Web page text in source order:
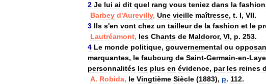
2 Je lui ai dit quel rang vous teniez dans la fashion
Barbey d'Aurevilly, Une vieille maîtresse, t. I, VII.
3 Ils s'en vont chez un tailleur de la fashion et le
Lautréamont, les Chants de Maldoror, VI, p. 253.
4 Le monde politique, gouvernemental ou
marquantes, le faubourg de Saint-Germain-en-Laye
personnalités les plus en évidence, par les reines
A. Robida, le Vingtième Siècle (1883), p. 112.